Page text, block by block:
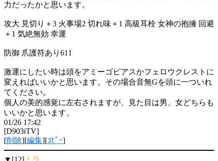
力だったかと思います。
攻大 見切り＋3 火事場2 切れ味＋1 高級耳栓 女神の抱擁 回避
＋1 気絶無効 幸運
防御 爪護符あり611
激運にしたい時は頭をアミーゴピアスかフェロウクレストに
変えればいいかと思います。その場合音無Gを頭に一ついれ
てください。
個人の美的感覚に左右されますが、見た目は男、女どちらも
いいかと思います。
01/26 17:42
[D903iTV]
[削除][編集][ｺﾋﾟｰ]
▼[12] ミラ